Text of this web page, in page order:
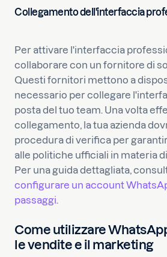
Collegamento dell'interfaccia
Per attivare l'interfaccia
collaborare con un fornitore di
Questi fornitori mettono a
necessario per collegare
posta del tuo team. Una volta
collegamento, la tua azienda
procedura di verifica per
alle politiche ufficiali in materia
Per una guida dettagliata,
configurare un account
passaggi.
Come utilizzare
le vendite e il marketing